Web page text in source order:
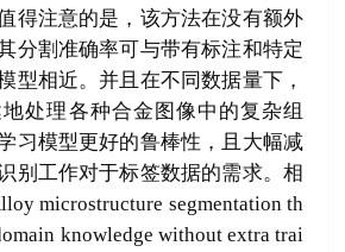
得注意的是，该方法在没有额外
分割准确率可与带有标注和特定
型相近。并且在不同数据量下，
处理各种合金图像中的复杂组
习模型更好的鲁棒性，且大幅减
别工作对于标签数据的需求。相
microstructure segmentation th
knowledge without extra trai